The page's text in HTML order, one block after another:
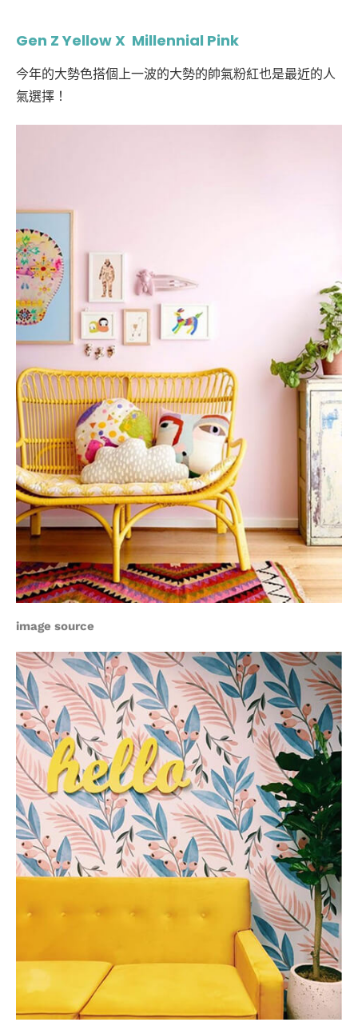
Gen Z Yellow X Millennial Pink
今年的大勢色搭個上一波的大勢的帥氣粉紅也是最近的人
氣選擇！
image source